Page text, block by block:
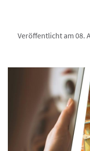
Veröffentlicht am 08.